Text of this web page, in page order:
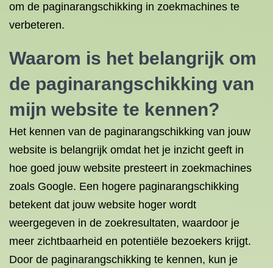
om de paginarangschikking in zoekmachines te
verbeteren.
Waarom is het belangrijk om
de paginarangschikking van
mijn website te kennen?
Het kennen van de paginarangschikking van jouw
website is belangrijk omdat het je inzicht geeft in
hoe goed jouw website presteert in zoekmachines
zoals Google. Een hogere paginarangschikking
betekent dat jouw website hoger wordt
weergegeven in de zoekresultaten, waardoor je
meer zichtbaarheid en potentiële bezoekers krijgt.
Door de paginarangschikking te kennen, kun je